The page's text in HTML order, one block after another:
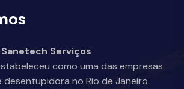
Sanetech Serviços
como uma das empresas
desentupidora no Rio de Janeiro.